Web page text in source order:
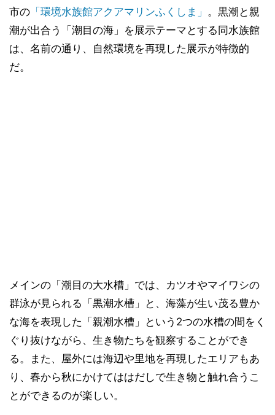
市の 「環境水族館アクアマリンふくしま」 。黒潮と親
潮が出合う「潮目の海」を展示テーマとする同水族館
は、名前の通り、自然環境を再現した展示が特徴的
だ。
メインの「潮目の大水槽」では、カツオやマイワシの
群泳が見られる「黒潮水槽」と、海藻が生い茂る豊か
な海を表現した「親潮水槽」という2つの水槽の間をく
ぐり抜けながら、生き物たちを観察することができ
る。また、屋外には海辺や里地を再現したエリアもあ
り、春から秋にかけてははだしで生き物と触れ合うこ
とができるのが楽しい。